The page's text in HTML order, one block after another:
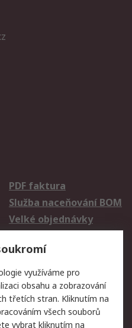
PDF faktura
Služba naceňování BOM
Velké objednávky
Obchodní podmínky
společnosti RS
Zabezpečení
využíváme pro
obsahu a zobrazování
třetích stran. Kliknutím na
všech souborů
vybrat kliknutím na